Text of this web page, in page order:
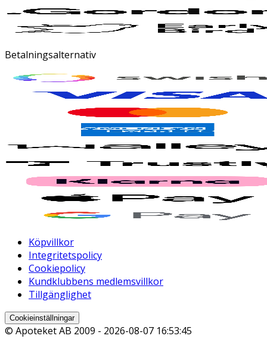
Betalningsalternativ
Köpvillkor
Integritetspolicy
Cookiepolicy
Kundklubbens medlemsvillkor
Tillgänglighet
Cookieinställningar
© Apoteket AB 2009 - 2026-08-07 16:53:45